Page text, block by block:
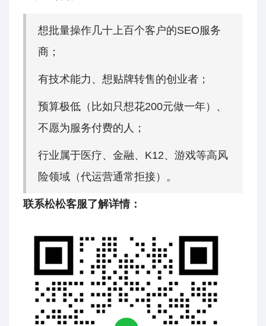
想批量操作几十上百个客户的SEO服务
商；
有技术能力、想贴牌转售的创业者；
预算极低（比如只想花200元做一年）、
不愿为服务付费的人；
行业属于医疗、金融、K12、游戏等高风
险领域（代运营通常拒接）。
联系松松客服了解详情：